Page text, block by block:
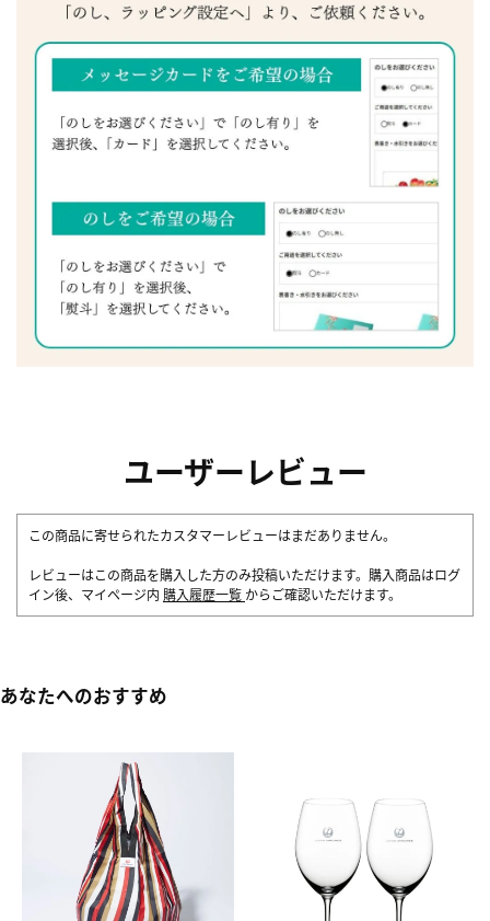
ユーザーレビュー
この商品に寄せられたカスタマーレビューはまだありません。
レビューはこの商品を購入した方のみ投稿いただけます。購入商品はログ
イン後、マイページ内 購入履歴一覧 からご確認いただけます。
あなたへのおすすめ